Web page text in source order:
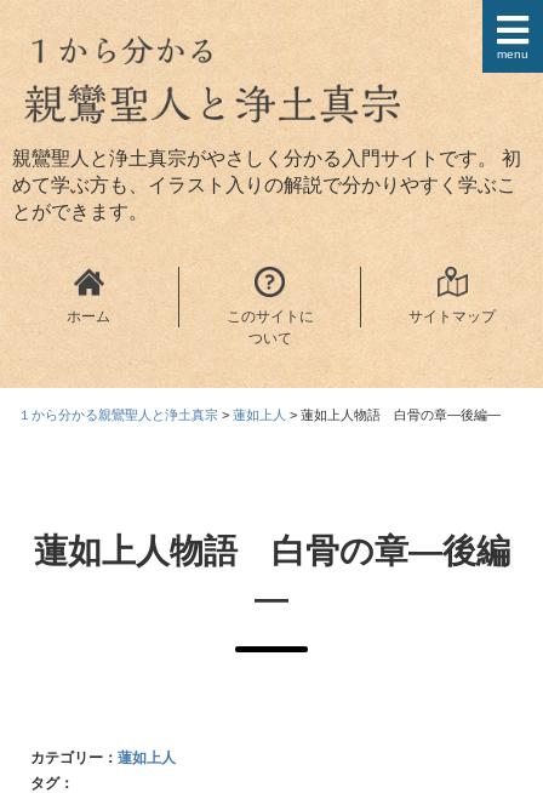
menu
ホーム
このサイトに
ついて
サイトマップ
親鸞聖人と浄土真宗がやさしく分かる入門サイトです。 初
めて学ぶ方も、イラスト入りの解説で分かりやすく学ぶこ
とができます。
１から分かる親鸞聖人と浄土真宗 > 蓮如上人 > 蓮如上人物語 白骨の章—後編—
蓮如上人物語 白骨の章—後編
—
カテゴリー： 蓮如上人
タグ：